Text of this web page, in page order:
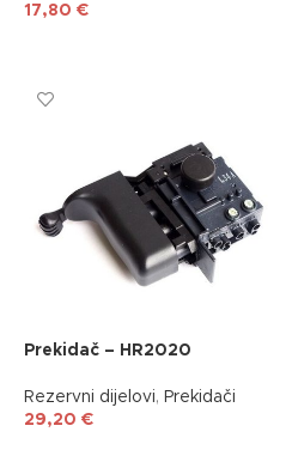
17,80 €
Prekidač – HR2020
Rezervni dijelovi, Prekidači
29,20 €